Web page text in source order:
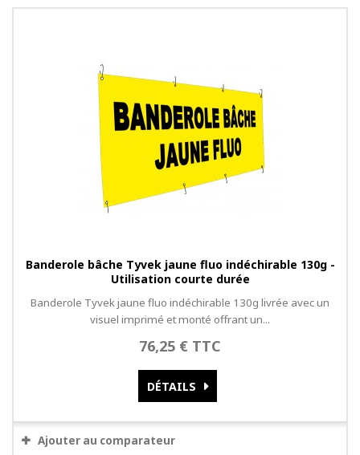
Banderole bâche Tyvek jaune fluo indéchirable 130g -
Utilisation courte durée
Banderole Tyvek jaune fluo indéchirable 130g livrée avec un
visuel imprimé et monté offrant un...
76,25 € TTC
DÉTAILS
Ajouter au comparateur